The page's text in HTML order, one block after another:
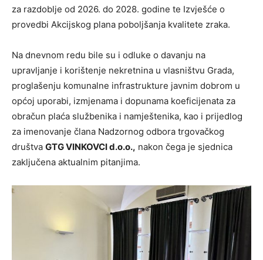
za razdoblje od 2026. do 2028. godine te Izvješće o
provedbi Akcijskog plana poboljšanja kvalitete zraka.
Na dnevnom redu bile su i odluke o davanju na
upravljanje i korištenje nekretnina u vlasništvu Grada,
proglašenju komunalne infrastrukture javnim dobrom u
općoj uporabi, izmjenama i dopunama koeficijenata za
obračun plaća službenika i namještenika, kao i prijedlog
za imenovanje člana Nadzornog odbora trgovačkog
društva GTG VINKOVCI d.o.o., nakon čega je sjednica
zaključena aktualnim pitanjima.